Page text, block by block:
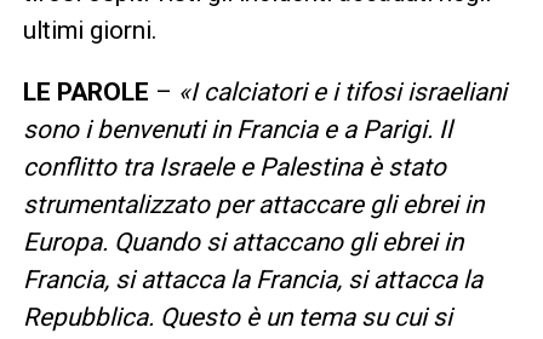
ultimi giorni.
LE PAROLE – «I calciatori e i tifosi israeliani
sono i benvenuti in Francia e a Parigi. Il
conflitto tra Israele e Palestina è stato
strumentalizzato per attaccare gli ebrei in
Europa. Quando si attaccano gli ebrei in
Francia, si attacca la Francia, si attacca la
Repubblica. Questo è un tema su cui si